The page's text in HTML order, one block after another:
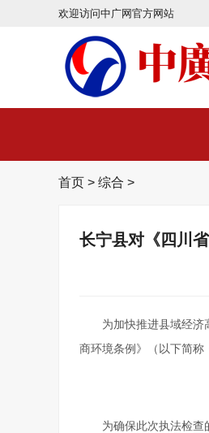
欢迎访问中广网官方网站
首页 > 综合 >
长宁县对《四川
为加快推进县域经济
商环境条例》（以下简称
为确保此次执法检